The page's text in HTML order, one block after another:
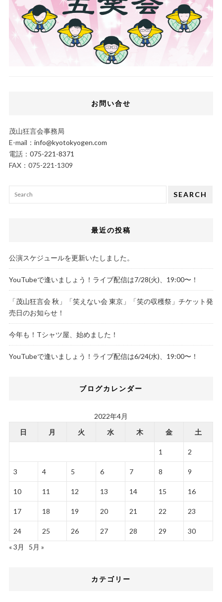
お問い合せ
茂山狂言会事務局
E-mail： info@kyotokyogen.com
電話： 075-221-8371
FAX：075-221-1309
SEARCH
最近の投稿
公演スケジュールを更新いたしました。
YouTubeで逢いましょう！ライブ配信は7/28(火)、19:00〜！
「茂山狂言会 秋」「笑えない会 東京」「笑の収穫祭」チケット発
売日のお知らせ！
今年も！Tシャツ屋、始めました！
YouTubeで逢いましょう！ライブ配信は6/24(水)、19:00〜！
ブログカレンダー
2022年4月
日
月 火 水 木 金 土
1 2
3 4 5 6 7 8 9
10 11 12 13 14 15 16
17 18 19 20 21 22 23
24 25 26 27 28 29
30
« 3月
5月 »
カテゴリー